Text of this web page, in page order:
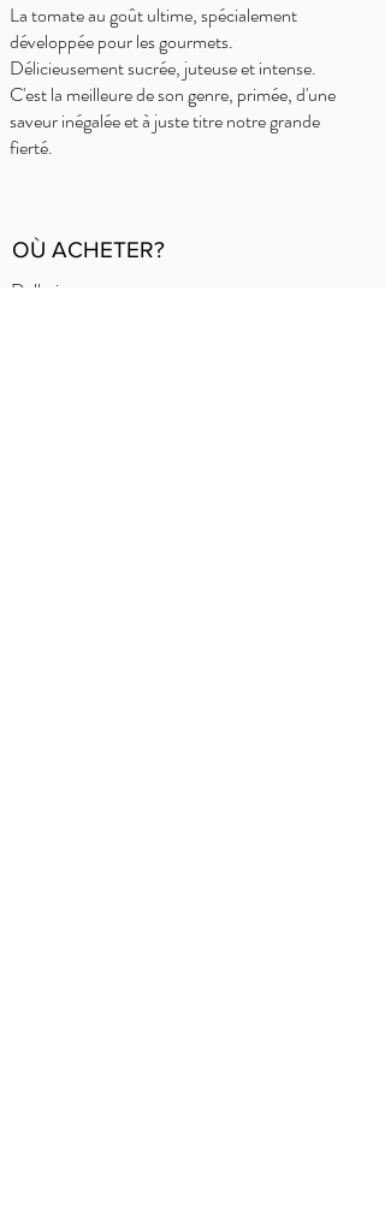
La tomate au goût ultime, spécialement
développée pour les gourmets.
Délicieusement sucrée, juteuse et intense.
C'est la meilleure de son genre, primée, d'une
saveur inégalée et à juste titre notre grande
fierté.
OÙ ACHETER?
Delhaize